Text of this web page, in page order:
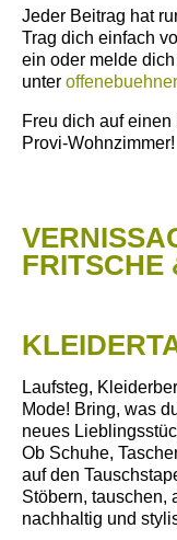
Jeder Beitrag hat
Trag dich einfach
ein oder melde
unter
Freu dich auf
Provi-Wohnzimmer!
FRITSCHE
Laufsteg,
Mode! Bring, was
neues
Ob Schuhe,
auf den
Stöbern, tauschen,
nachhaltig und